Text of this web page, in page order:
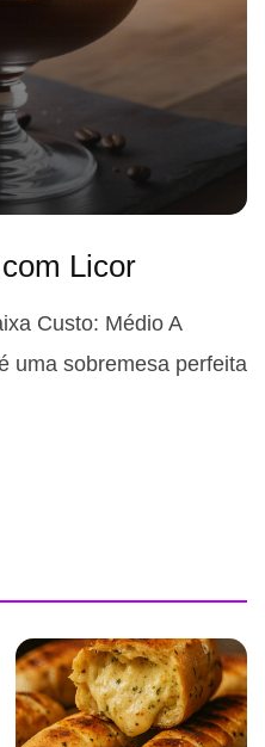
Licor
Custo: Médio A
uma sobremesa perfeita